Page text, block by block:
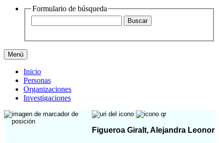
Formulario de búsqueda
Menú
Inicio
Personas
Organizaciones
Investigaciones
Figueroa Giralt, Alejandra Leonor